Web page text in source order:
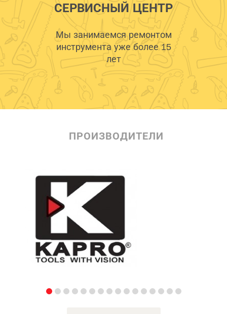
СЕРВИСНЫЙ ЦЕНТР
Мы занимаемся ремонтом
инструмента уже более 15
лет
ПРОИЗВОДИТЕЛИ